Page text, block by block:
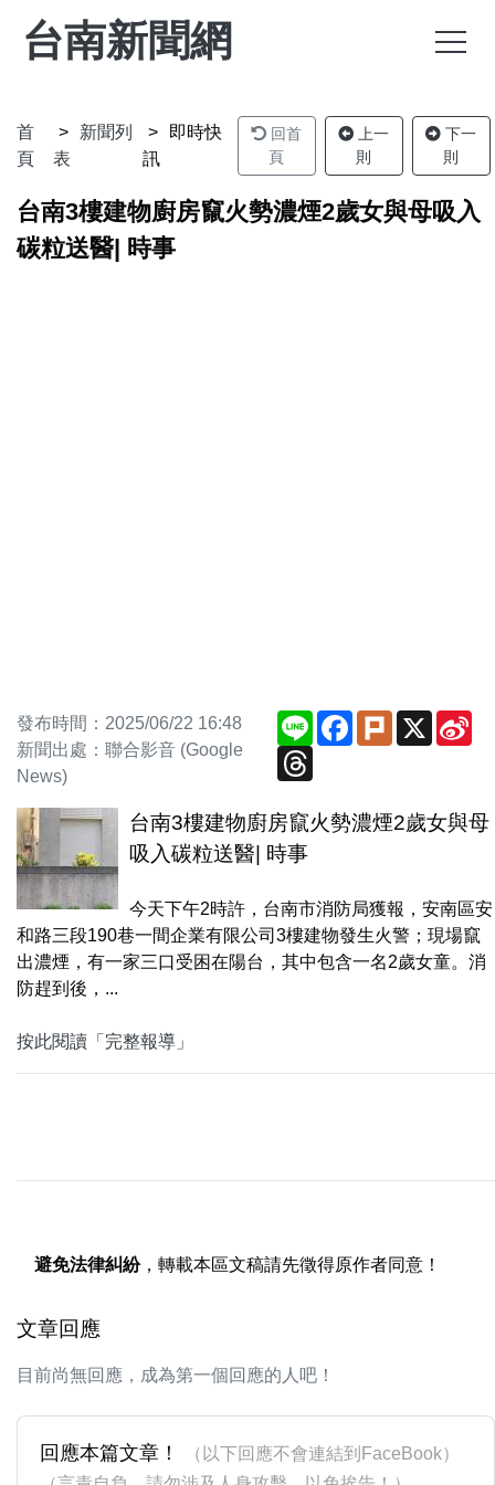
台南新聞網
首
頁
新聞列
表
即時快
訊
回首
頁
上一
則
下一
則
台南3樓建物廚房竄火勢濃煙2歲女與母吸入
碳粒送醫| 時事
發布時間：2025/06/22 16:48
新聞出處：聯合影音 (Google
News)
Line Facebook
Plurk X
台南3樓建物廚房竄火勢濃煙2歲女與母
吸入碳粒送醫| 時事
今天下午2時許，台南市消防局獲報，安南區安
和路三段190巷一間企業有限公司3樓建物發生火警；現場竄
出濃煙，有一家三口受困在陽台，其中包含一名2歲女童。消
防趕到後，...
按此閱讀「完整報導」
避免法律糾紛，轉載本區文稿請先徵得原作者同意！
文章回應
目前尚無回應，成為第一個回應的人吧！
回應本篇文章！
（以下回應不會連結到FaceBook）